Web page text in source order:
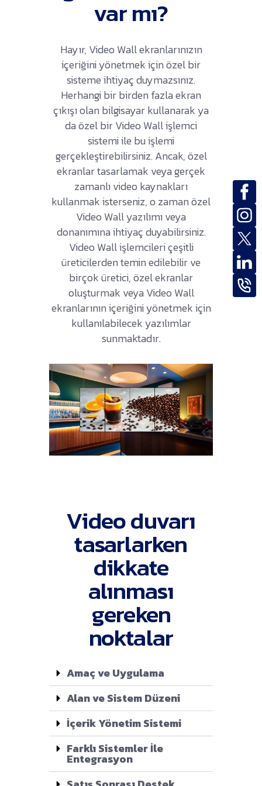
var mı?
Hayır, Video Wall ekranlarınızın
içeriğini yönetmek için özel bir
sisteme ihtiyaç duymazsınız.
Herhangi bir birden fazla ekran
çıkışı olan bilgisayar kullanarak ya
da özel bir Video Wall işlemci
sistemi ile bu işlemi
gerçekleştirebilirsiniz. Ancak, özel
ekranlar tasarlamak veya gerçek
zamanlı video kaynakları
kullanmak isterseniz, o zaman özel
Video Wall yazılımı veya
donanımına ihtiyaç duyabilirsiniz.
Video Wall işlemcileri çeşitli
üreticilerden temin edilebilir ve
birçok üretici, özel ekranlar
oluşturmak veya Video Wall
ekranlarının içeriğini yönetmek için
kullanılabilecek yazılımlar
sunmaktadır.
Video duvarı
tasarlarken
dikkate
alınması
gereken
noktalar
Amaç ve Uygulama
Alan ve Sistem Düzeni
İçerik Yönetim Sistemi
Farklı Sistemler İle
Entegrasyon